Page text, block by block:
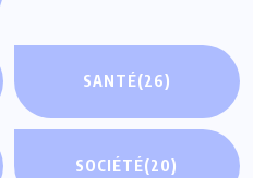
SANTÉ(26)
SOCIÉTÉ(20)